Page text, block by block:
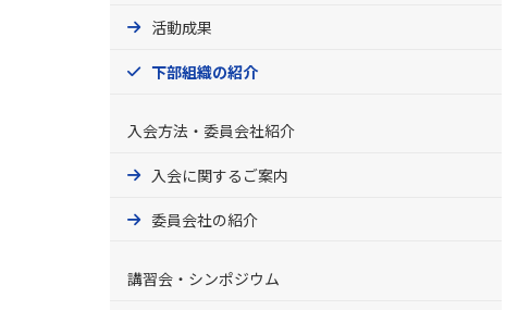
活動成果
下部組織の紹介
入会方法・委員会社紹介
入会に関するご案内
委員会社の紹介
講習会・シンポジウム